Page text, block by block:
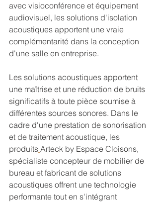
avec visioconférence et équipement
audiovisuel, les solutions d'isolation
acoustiques apportent une vraie
complémentarité dans la conception
d'une salle en entreprise.
Les solutions acoustiques apportent
une maîtrise et une réduction de bruits
significatifs à toute pièce soumise à
différentes sources sonores. Dans le
cadre d'une prestation de sonorisation
et de traitement acoustique, les
produits Arteck by Espace Cloisons,
spécialiste concepteur de mobilier de
bureau et fabricant de solutions
acoustiques offrent une technologie
performante tout en s'intégrant